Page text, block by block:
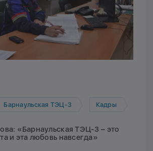
Барнаульская ТЭЦ-3 Кадры
«Барнаульская ТЭЦ-3 – это
и эта любовь навсегда»